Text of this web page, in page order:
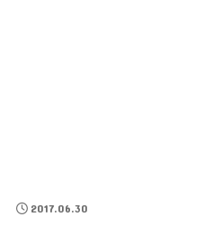
2017.06.30